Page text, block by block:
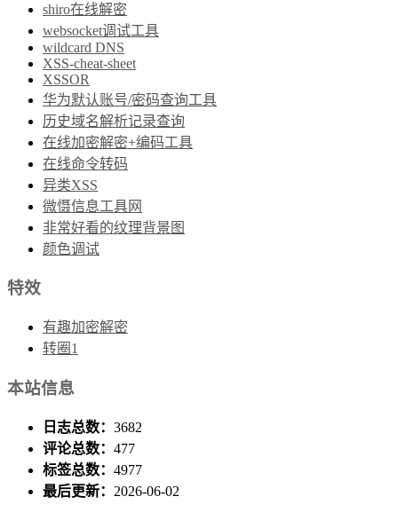
shiro在线解密
websocket调试工具
wildcard DNS
XSS-cheat-sheet
XSSOR
华为默认账号/密码查询工具
历史域名解析记录查询
在线加密解密+编码工具
在线命令转码
异类XSS
微慑信息工具网
非常好看的纹理背景图
颜色调试
特效
有趣加密解密
转圈1
本站信息
日志总数： 3682
评论总数： 477
标签总数： 4977
最后更新： 2026-06-02